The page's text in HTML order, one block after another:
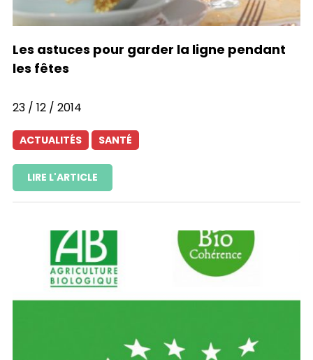
Les astuces pour garder la ligne pendant
les fêtes
23 / 12 / 2014
ACTUALITÉS SANTÉ
LIRE L'ARTICLE